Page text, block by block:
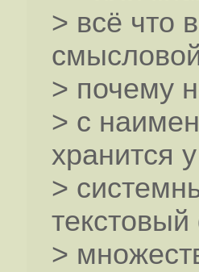
> всё что
> почему
> с
хранится
>
>